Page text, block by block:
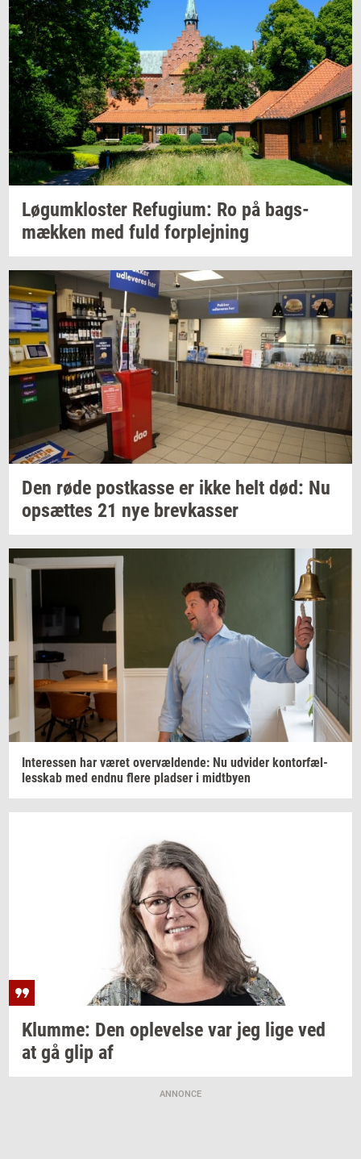
Løgum­klo­ster Re­fu­gi­um: Ro på bags­
mæk­ken med fuld for­plej­ning
Den røde po­st­kas­se er ikke helt død: Nu
op­sæt­tes 21 nye brev­kas­ser
In­ter­es­sen har været over­væl­den­de: Nu ud­vi­der kon­tor­fæl­
les­skab med endnu flere plad­ser i midt­by­en
Klum­me: Den op­le­vel­se var jeg lige ved
at gå glip af
ANNONCE